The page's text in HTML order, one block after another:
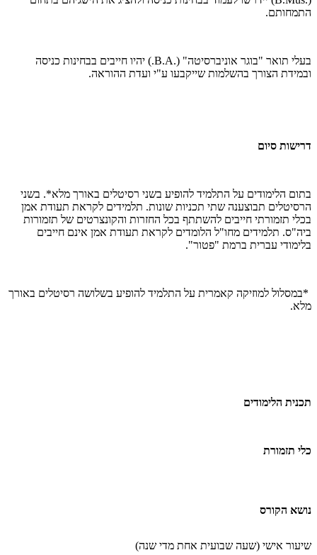
התמחותם.
בעלי תואר "בוגר אוניברסיטה" (.B.A.) יהיו חייבים בבחינות כניסה
ובמידת הצורך בהשלמות שייקבעו ע"י ועדת ההוראה.
דרישות סיום
בתום הלימודים על התלמיד להופיע בשני רסיטלים באורך מלא*. בשני
הרסיטלים תבוצענה שתי תכניות שונות. תלמידים לקראת תעודת אמן
בכלי תזמורתי חייבים להשתתף בכל החזרות והקונצרטים של תזמורות
ביה"ס. תלמידים מחו"ל הלומדים לקראת תעודת אמן אינם חייבים
בלימודי עברית ברמת "פטור".
*במסלול למוזיקה קאמרית על התלמיד להופיע בשלושה רסיטלים באורך
מלא.
תכנית הלימודים
כלי תזמורת
נושא הקורס
שיעור אישי (שעה שבועית אחת מדי שנה(